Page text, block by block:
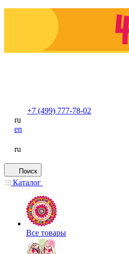
+7 (499) 777-78-02
ru
en
ru
Поиск
Каталог
Все товары